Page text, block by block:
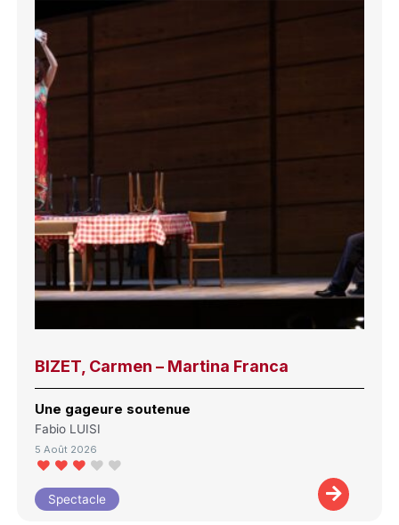
BIZET, Carmen – Martina Franca
Une gageure soutenue
Fabio LUISI
5 Août 2026
Spectacle